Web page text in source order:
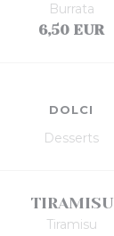
Burrata
6,50 EUR
DOLCI
Desserts
TIRAMISU
Tiramisu